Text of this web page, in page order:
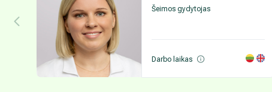
Šeimos gydytojas
Darbo laikas